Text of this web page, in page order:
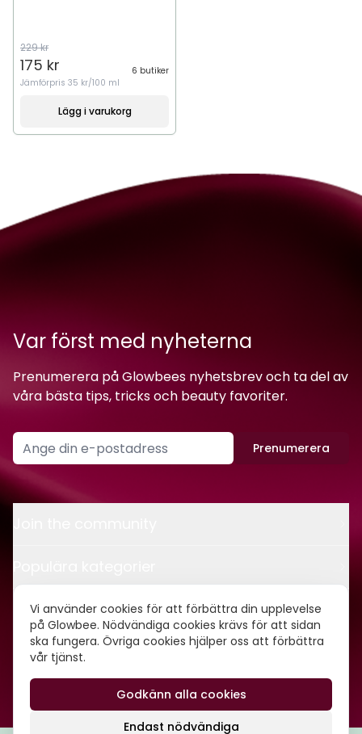
Vi använder cookies för att förbättra din upplevelse
på Glowbee. Nödvändiga cookies krävs för att sidan
ska fungera. Övriga cookies hjälper oss att förbättra
vår tjänst.
Endast nödvändiga
Godkänn alla cookies
229 kr
175 kr
6 butiker
Jämförpris 35 kr/100 ml
Lägg i varukorg
Var först med nyheterna
Prenumerera på Glowbees nyhetsbrev och ta del av
våra bästa tips, tricks och beauty favoriter.
Prenumerera
Kontakt
Om oss
©2026Glowbee AB • Org.nr: 559540-5837